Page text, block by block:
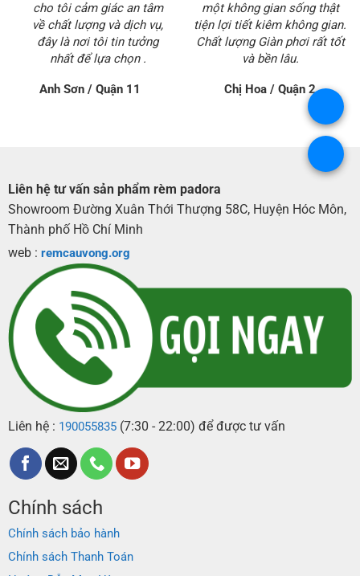
cho tôi cảm giác an tâm
về chất lượng và dịch vụ,
đây là nơi tôi tin tưởng
nhất để lựa chọn .
Anh Sơn / Quận 11
một không gian sống thật
tiện lợi tiết kiêm không gian.
Chất lượng Giàn phơi rất tốt
và bền lâu.
Chị Hoa / Quận 2
Liên hệ tư vấn sản phẩm rèm padora
Showroom Đường Xuân Thới Thượng 58C, Huyện Hóc Môn,
Thành phố Hồ Chí Minh
web : remcauvong.org
Liên hệ : 190055835(7:30 - 22:00) để được tư vấn
Chính sách
Chính sách bảo hành
Chính sách Thanh Toán